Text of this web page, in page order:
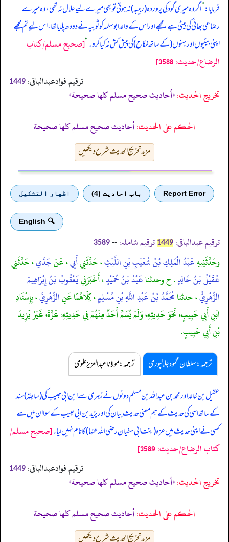
فرمایا:”اگر وہ میری گود کی پروردہ (ربیبہ) نہ ہوتی تو بھی میرے لیے حلال نہ تھی، وہ میرے
رضاعی بھائی کی بیٹی ہے، مجھے اور اس کے والد ابوسلمہ کو ثوبیہ نے دودھ پلایا تھا، اس لیے تم مجھے
اپنی بیٹیوں اور بہنوں (کے ساتھ نکاح) کی پیش کش نہ کیا کرو۔“[صحيح مسلم/كتاب
الرضاع/حدیث: 3588]
ترقیم فوادعبدالباقی: 1449
تخریج الحدیث:«أحاديث صحيح مسلم كلها صحيحة»
الحكم على الحديث:أحاديث صحيح مسلم كلها صحيحة
مزید تخریج الحدیث شرح دیکھیں
Report Error باب احادیث (4) اظهار التشكيل
🔍 English
ترقیم عبدالباقی: 1449 ترقیم شاملہ: --
3589
وحَدَّثَنِيهِعَبْدُ الْمَلِكِ بْنُ شُعَيْبِ بْنِ اللَّيْثِ، حَدَّثَنِيأَبِي، عَنْجَدِّي، حَدَّثَنِي
عُقَيْلُ بْنُ خَالِدٍ. ح وحدثناعَبْدُ بْنُ حُمَيْدٍ، أَخْبَرَنِييَعْقُوبُ بْنُ إِبْرَاهِيمَ
الزُّهْرِيُّ، حدثنامُحَمَّدُ بْنُ عَبْدِ اللَّهِ بْنِ مُسْلِمٍ، كِلَاهُمَا عَنِالزُّهْرِيِّ، بِإِسْنَادِ
ابْنِ أَبِي حَبِيبٍ، نَحْوَ حَدِيثِهِ، وَلَمْ يُسَمِّ أَحَدٌ مِنْهُمْ فِي حَدِيثِهِ: عَزَّةَ، غَيْرُ يَزِيدَ
بْنِ أَبِي حَبِيبٍ.
ترجمہ:سلطان محمود جلالپوری ترجمہ:مولانا عبدالعزیز علوی
عقیل بن خالد اور محمد بن عبداللہ بن مسلم دونوں نے زہری سے ابن ابی حبیب کی (سابقہ) سند
کے ساتھ اسی کی حدیث کے ہم معنی حدیث بیان کی اور یزید بن ابی حبیب کے سوا ان میں سے
کسی نے اپنی حدیث میں عزہ (بنت ابی سفیان رضی اللہ عنہا) کا نام نہیں لیا۔[صحيح مسلم/
كتاب الرضاع/حدیث: 3589]
ترقیم فوادعبدالباقی: 1449
تخریج الحدیث:«أحاديث صحيح مسلم كلها صحيحة»
الحكم على الحديث:أحاديث صحيح مسلم كلها صحيحة
مزید تخریج الحدیث شرح دیکھیں